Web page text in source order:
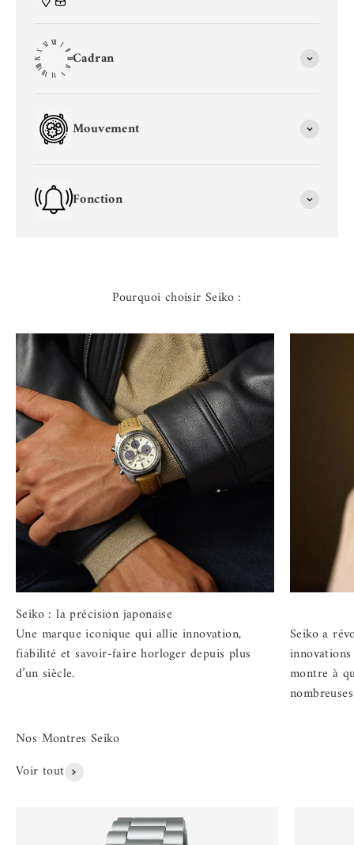
Cadran
Mouvement
Fonction
Pourquoi choisir Seiko :
Une marque iconique qui allie innovation,
fiabilité et savoir-faire horloger depuis plus
d’un siècle.
Seiko a
montre à
Voir tout